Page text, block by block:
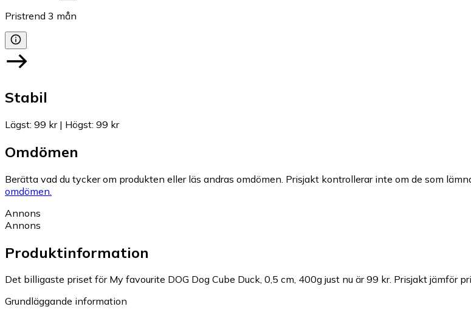
Pristrend 3 mån
Stabil
Lägst: 99 kr| Högst: 99 kr
Omdömen
Berätta vad du tycker om produkten eller läs andras omdömen. Prisjakt kontrollerar inte om de som
omdömen.
Annons
Annons
Produktinformation
Det billigaste priset för My favourite DOG Dog Cube Duck, 0,5 cm, 400g just nu är 99 kr. Prisjakt jämför
Grundläggande information